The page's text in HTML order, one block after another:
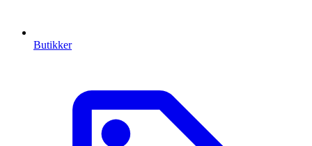
Butikker